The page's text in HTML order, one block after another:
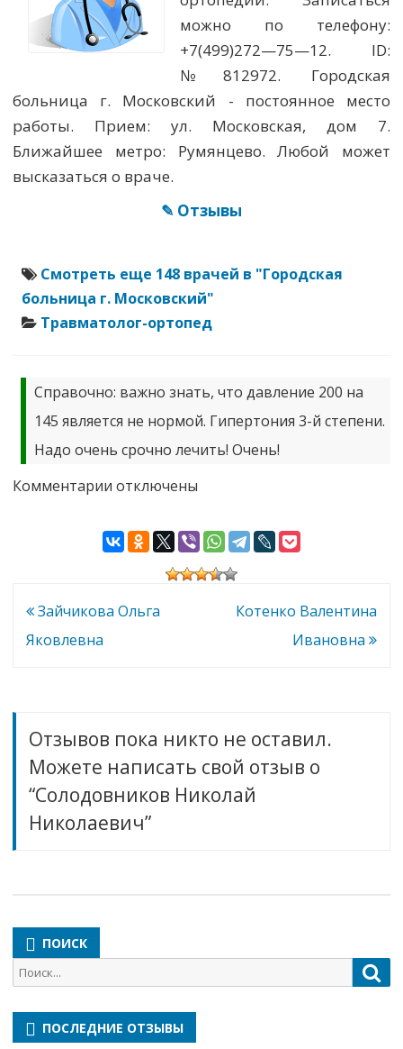
можно по телефону:
+7(499)272—75—12. ID:
№812972. Городская
больница г. Московский - постоянное место
работы. Прием: ул. Московская, дом 7.
Ближайшее метро: Румянцево. Любой может
высказаться о враче.
✎ Отзывы
Смотреть еще 148 врачей в "Городская
больница г. Московский"
Травматолог-ортопед
Справочно: важно знать, что давление 200 на
145 является не нормой. Гипертония 3-й степени.
Надо очень срочно лечить! Очень!
Комментарии к
Николай
Николаевич
отключены
Навигация
по
Зайчикова Ольга
Яковлевна
Котенко Валентина
Ивановна
Отзывов пока никто не оставил.
Можете написать свой отзыв о
“Солодовников Николай
Николаевич”
ПОИСК
Поиск
для:
ПОСЛЕДНИЕ ОТЗЫВЫ